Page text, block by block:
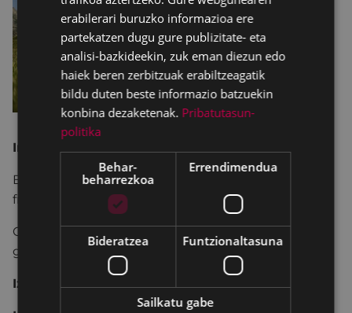
Irailak 19 eta 21, asteartea eta osteguna
Bi talde: 11:00 – 12:30 eta 18:30 – 20:00, Legarre
frontoia
Gutxienez 6 pertsona eta gehienez 20 (bata
goizean eta bestea arratsaldean).
Izena emateko epea
erabilerari buruzko informazioa ere
partekatzen dugu gure publizitate- eta
analisi-bazkideekin, zuk eman diezun edo
haiek beren zerbitzuak erabiltzeagatik
bildu duten beste informazio batzuekin
konbina dezaketenak. Pribatutasun-
politika
Behar-
beharrezkoa
Errendimendua
Bideratzea Funtzionaltasuna
Sailkatu gabe